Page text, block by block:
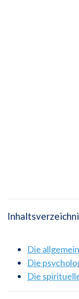
Die
Die
Die